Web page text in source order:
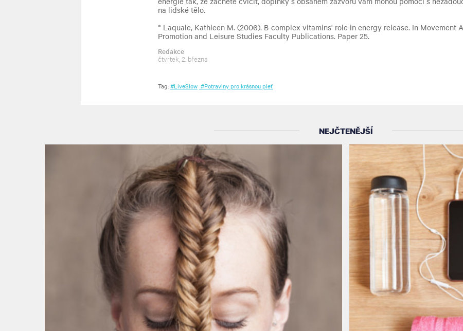
na lidské tělo.
* Laquale, Kathleen M. (2006). B-complex vitamins' role in energy release. In Movement
Promotion and Leisure Studies Faculty Publications. Paper 25.
Redakce
čtvrtek, 2. března
Tag:#LiveSlow #Potraviny pro krásnou pleť
NEJČTENĚJŠÍ